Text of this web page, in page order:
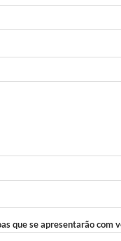
que se apresentarão